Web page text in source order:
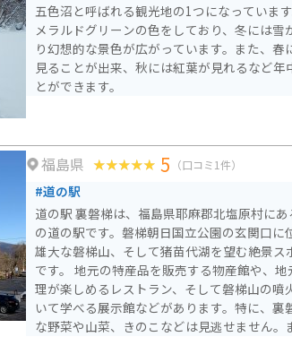
五色沼と呼ばれる観光地の1つになっていま
メラルドグリーンの色をしており、冬には雪
り幻想的な景色が広がっています。また、春
見ることが出来、秋には紅葉が見れるなど年
とができます。
福島県 5 （口コミ1件）
#道の駅
道の駅 裏磐梯は、福島県耶麻郡北塩原村に
の道の駅です。磐梯朝日国立公園の玄関口に
雄大な磐梯山、そして猪苗代湖を望む絶景ス
です。 地元の特産品を販売する物産館や、地元食材を使った料
理が楽しめるレストラン、そして磐梯山の噴
いて学べる展示館などがあります。特に、裏
な野菜や山菜、きのこなどは見逃せません。